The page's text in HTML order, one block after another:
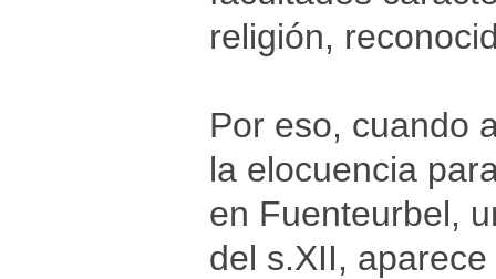
religión,
Por eso, cuando
la elocuencia
en Fuenteurbel,
del s.XII,